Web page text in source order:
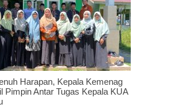
Harapan, Kepala Kemenag
Pimpin Antar Tugas Kepala KUA